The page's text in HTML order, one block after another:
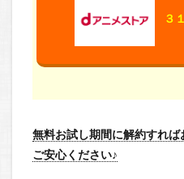
３
無料お試し期間に解約すれ
ご安心ください♪